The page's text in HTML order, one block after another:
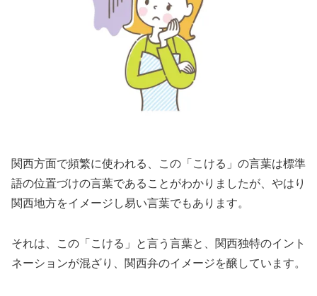
関西方面で頻繁に使われる、この「こける」の言葉は標準
語の位置づけの言葉であることがわかりましたが、やはり
関西地方をイメージし易い言葉でもあります。
それは、この「こける」と言う言葉と、関西独特のイント
ネーションが混ざり、関西弁のイメージを醸しています。